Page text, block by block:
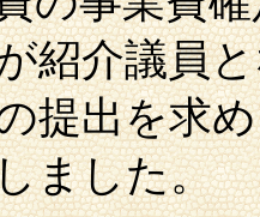
紹介議員
提出を求
ました。